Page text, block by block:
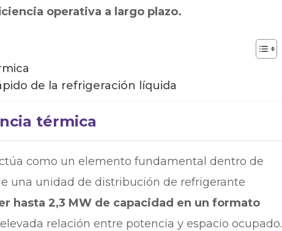
operativa a largo plazo.
de la refrigeración líquida
térmica
como un elemento fundamental dentro de
una unidad de distribución de refrigerante
hasta 2,3 MW de capacidad en un formato
relación entre potencia y espacio ocupado.